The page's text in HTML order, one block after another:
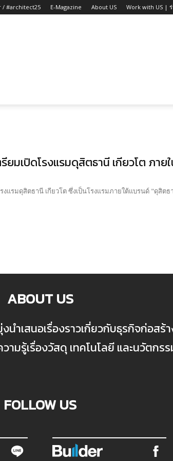
/ #architect25 E-Magazine About US Work with US | ร่
มเปิดโรงแรมดุสิตธานี เกียวโต ภาย
แรมดุสิตธานี เกียวโต ซึ่งเป็นโรงแรมภายใต้แบรนด์ "ดุสิต
ABOUT US
นำเสนอเรื่องราวเกี่ยวกับธุรกิจก่อ
รู้เรื่องวัสดุ เทคโนโลยี และนวัตกร
FOLLOW US